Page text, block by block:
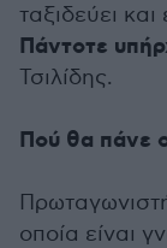
ταξιδεύει
Πάντοτε
Τσιλίδης.
Πού θα πάνε
οποία είναι